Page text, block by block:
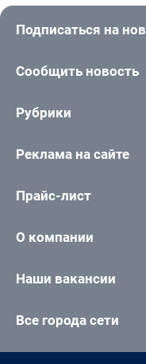
Подписаться на
Сообщить новость
Рубрики
Реклама на сайте
Прайс-лист
О компании
Наши вакансии
Все города сети